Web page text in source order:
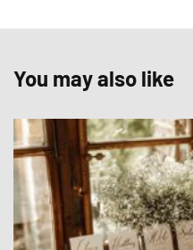
You may also like